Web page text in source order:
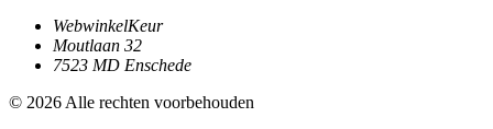
WebwinkelKeur
Moutlaan 32
7523 MD Enschede
© 2026 Alle rechten voorbehouden